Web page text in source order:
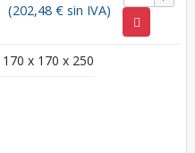
(202,48 € sin IVA)
170 x 170 x 250